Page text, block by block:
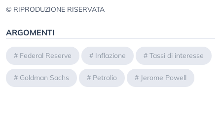
© RIPRODUZIONE RISERVATA
ARGOMENTI
# Federal Reserve # Inflazione # Tassi di interesse
# Goldman Sachs # Petrolio # Jerome Powell